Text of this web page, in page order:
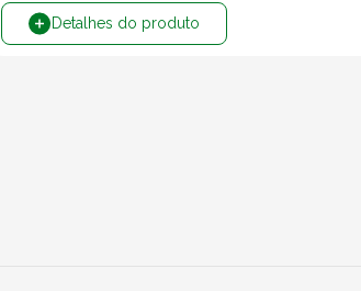
Detalhes do produto